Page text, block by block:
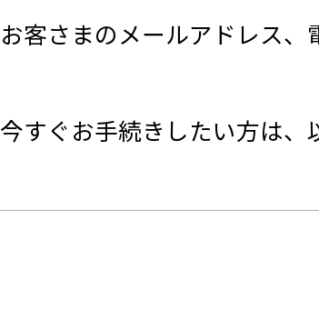
お客さまのメールアドレス
今すぐお手続きしたい方は、